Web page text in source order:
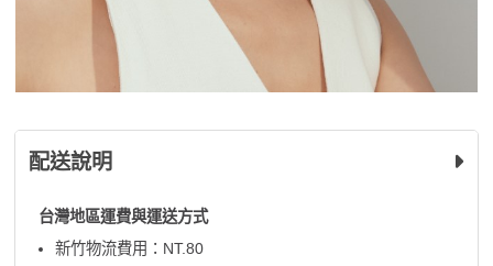
配送說明
台灣地區運費與運送方式
新竹物流費用：NT.80